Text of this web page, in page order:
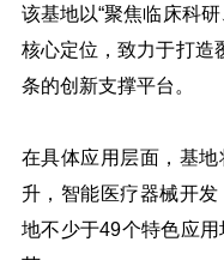
该基地以“聚焦临床科
核心定位，致力于打
条的创新支撑平台。
在具体应用层面，基
升，智能医疗器械开
地不少于49个特色应